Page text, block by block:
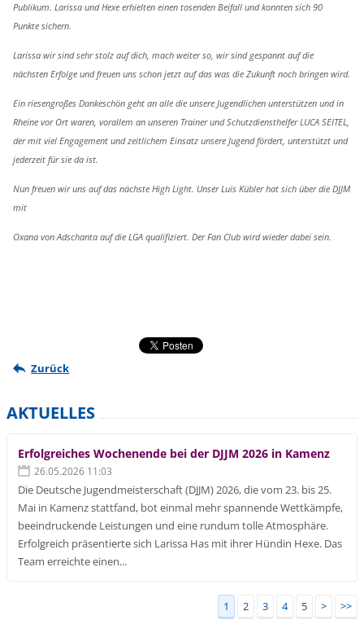
Publikum. Larissa und Hexe erhielten einen tosenden Beifall und konnten sich 90
Punkte sichern.
Larissa wir sind sehr stolz auf dich, mach weiter so, wir sind gespannt auf die
nächsten Erfolge und freuen uns schon jetzt auf das was die Zukunft noch bringen wird.
Ein riesengroßes Dankeschön geht an alle die unsere Jugendlichen unterstützen und in
Rheine vor Ort waren, vorallem an unseren Trainer und Schutzdiensthelfer LUCA SEITEL,
der mit viel Engagement und zeitlichem Einsatz unsere Jugend fördert, unterstützt und
jederzeit für sie da ist.
Nun freuen wir uns auf das nächste High Light. Unser Luis Kübler hat sich über die DJJM
mit
Oxana von Adschanta auf die LGA qualifiziert. Der Fan Club wird wieder dabei sein.
Zurück
AKTUELLES
Erfolgreiches Wochenende bei der DJJM 2026 in Kamenz
26.05.2026 11:03
Die Deutsche Jugendmeisterschaft (DJJM) 2026, die vom 23. bis 25.
Mai in Kamenz stattfand, bot einmal mehr spannende Wettkämpfe,
beeindruckende Leistungen und eine rundum tolle Atmosphäre.
Erfolgreich präsentierte sich Larissa Has mit ihrer Hündin Hexe. Das
Team erreichte einen...
1 2 3 4 5 > >>